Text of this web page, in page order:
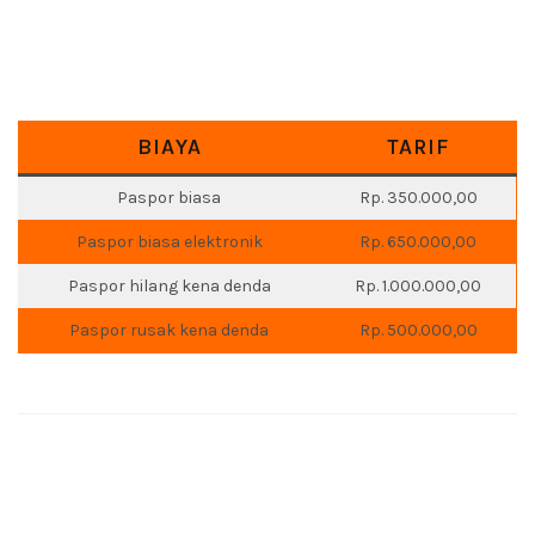
BIAYA TARIF
Paspor biasa Rp. 350.000,00
Paspor biasa elektronik Rp. 650.000,00
Paspor hilang kena denda Rp. 1.000.000,00
Paspor rusak kena denda Rp. 500.000,00